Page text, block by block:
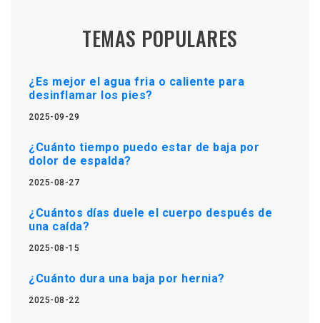
TEMAS POPULARES
¿Es mejor el agua fria o caliente para
desinflamar los pies?
2025-09-29
¿Cuánto tiempo puedo estar de baja por
dolor de espalda?
2025-08-27
¿Cuántos días duele el cuerpo después de
una caída?
2025-08-15
¿Cuánto dura una baja por hernia?
2025-08-22